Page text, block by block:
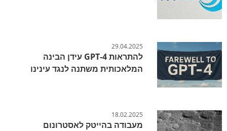
29.04.2025
להתראות GPT-4 עידן הבינה
המלאכותית משתנה לנגד עינינו
18.02.2025
מעבודה בהייטק לאסטרונום